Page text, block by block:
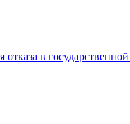
в